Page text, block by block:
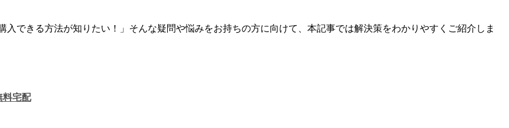
入できる方法が知りたい！」そんな疑問や悩みをお持ちの方に向けて、本記事では解決策をわかりやすくご紹介しま
料宅配